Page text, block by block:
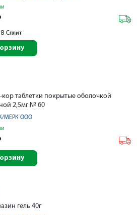
В Сплит
таблетки покрытые оболочкой
2,5мг № 60
МЕРК ООО
гель 40г